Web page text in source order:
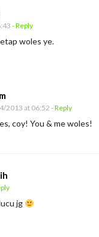
- Reply
woles ye.
2013 at 06:52 - Reply
coy! You & me woles!
jg